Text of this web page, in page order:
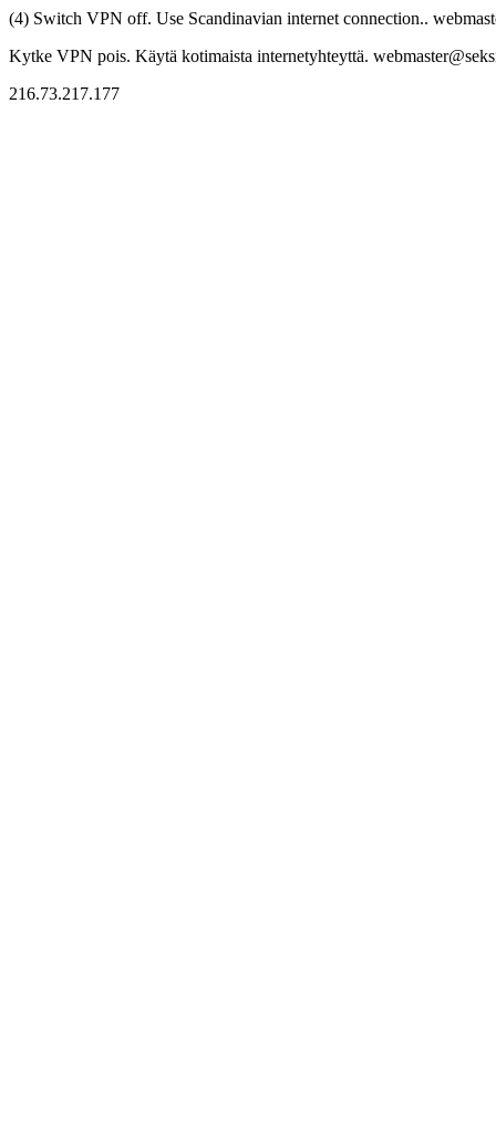
(4) Switch VPN off. Use Scandinavian internet connection..
Kytke VPN pois. Käytä kotimaista internetyhteyttä.
216.73.217.177